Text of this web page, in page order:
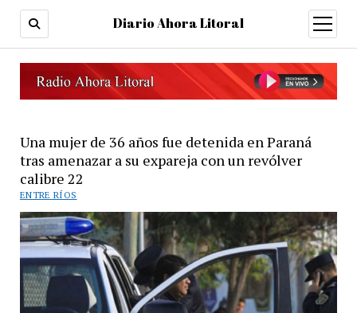
Diario Ahora Litoral
open
menu
Una mujer de 36 años fue detenida en Paraná
tras amenazar a su expareja con un revólver
calibre 22
ENTRE RÍOS